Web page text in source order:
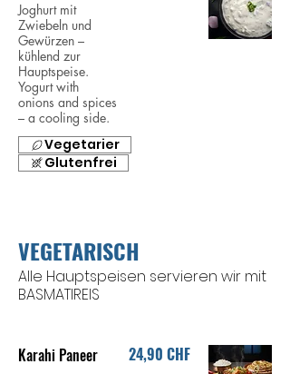
Joghurt mit
Zwiebeln und
Gewürzen –
kühlend zur
Hauptspeise.
Yogurt with
onions and spices
– a cooling side.
Vegetarier
Glutenfrei
VEGETARISCH
Alle Hauptspeisen servieren wir mit
BASMATIREIS
Karahi Paneer 24,90 CHF